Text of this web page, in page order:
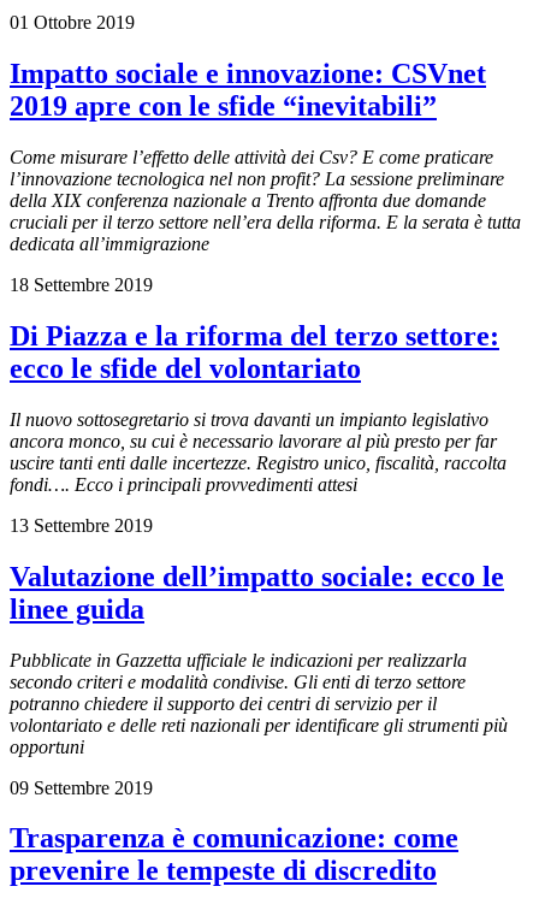
01 Ottobre 2019
Impatto sociale e innovazione: CSVnet
2019 apre con le sfide “inevitabili”
Come misurare l’effetto delle attività dei Csv? E come praticare
l’innovazione tecnologica nel non profit? La sessione preliminare
della XIX conferenza nazionale a Trento affronta due domande
cruciali per il terzo settore nell’era della riforma. E la serata è tutta
dedicata all’immigrazione
18 Settembre 2019
Di Piazza e la riforma del terzo settore:
ecco le sfide del volontariato
Il nuovo sottosegretario si trova davanti un impianto legislativo
ancora monco, su cui è necessario lavorare al più presto per far
uscire tanti enti dalle incertezze. Registro unico, fiscalità, raccolta
fondi…. Ecco i principali provvedimenti attesi
13 Settembre 2019
Valutazione dell’impatto sociale: ecco le
linee guida
Pubblicate in Gazzetta ufficiale le indicazioni per realizzarla
secondo criteri e modalità condivise. Gli enti di terzo settore
potranno chiedere il supporto dei centri di servizio per il
volontariato e delle reti nazionali per identificare gli strumenti più
opportuni
09 Settembre 2019
Trasparenza è comunicazione: come
prevenire le tempeste di discredito